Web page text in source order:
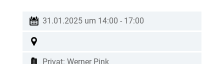
31.01.2025 um 14:00 - 17:00
Privat: Werner Pink